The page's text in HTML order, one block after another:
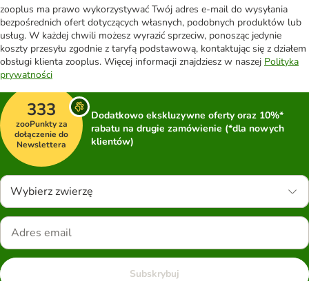
zooplus ma prawo wykorzystywać Twój adres e-mail do wysyłania
bezpośrednich ofert dotyczących własnych, podobnych produktów lub
usług. W każdej chwili możesz wyrazić sprzeciw, ponosząc jedynie
koszty przesyłu zgodnie z taryfą podstawową, kontaktując się z działem
obsługi klienta zooplus. Więcej informacji znajdziesz w naszej Polityka
prywatności
333
zooPunkty za
dołączenie do
Newslettera
Dodatkowo ekskluzywne oferty oraz 10%*
rabatu na drugie zamówienie (*dla nowych
klientów)
Wybierz zwierzę
Subskrybuj